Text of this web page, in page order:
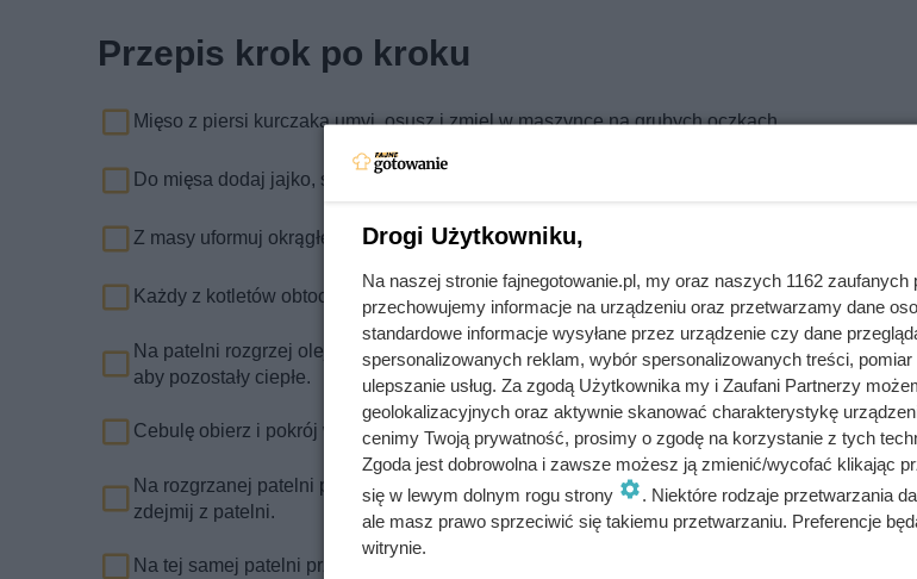
Przepis krok po kroku
Mięso z piersi kurczaka umyj, osusz i zmiel w maszynce na grubych oczkach.
Do mięsa dodaj jajko, sól i pieprz do smaku. Składniki wyrób na zwartą i kleistą masę.
Z masy uformuj okrągłe, płaskie kotlety.
Każdy z kotletów obtocz w mące z każdej strony.
Na patelni rozgrzej olej i smaż kotlety z dwóch stron do zarumienienia. Usmażone kotlety
aby pozostały ciepłe.
Cebulę obierz i pokrój w piórka. Pieczarki oczyść i pokroju w plasterki.
Na rozgrzanej patelni po smażeniu mięsa usmaż cebulę (do zeszklenia). Następnie dopraw
zdejmij z patelni.
Na tej samej patelni przesmaż pieczarki. Je również zdejmij z patelni.
Drogi Użytkowniku,
Na naszej stronie fajnegotowanie.pl, my oraz naszych 1162
przechowujemy informacje na urządzeniu oraz przetwarzamy dane
standardowe informacje wysyłane przez urządzenie czy dane
spersonalizowanych reklam, wybór spersonalizowanych treści,
ulepszanie usług. Za zgodą Użytkownika my i Zaufani Partnerzy
geolokalizacyjnych oraz aktywnie skanować charakterystykę
cenimy Twoją prywatność, prosimy o zgodę na korzystanie z tych
Zgoda jest dobrowolna i zawsze możesz ją zmienić/wycofać klikając
się w lewym dolnym rogu strony
. Niektóre rodzaje przetwarzania
ale masz prawo sprzeciwić się takiemu przetwarzaniu. Preferencje
witrynie.